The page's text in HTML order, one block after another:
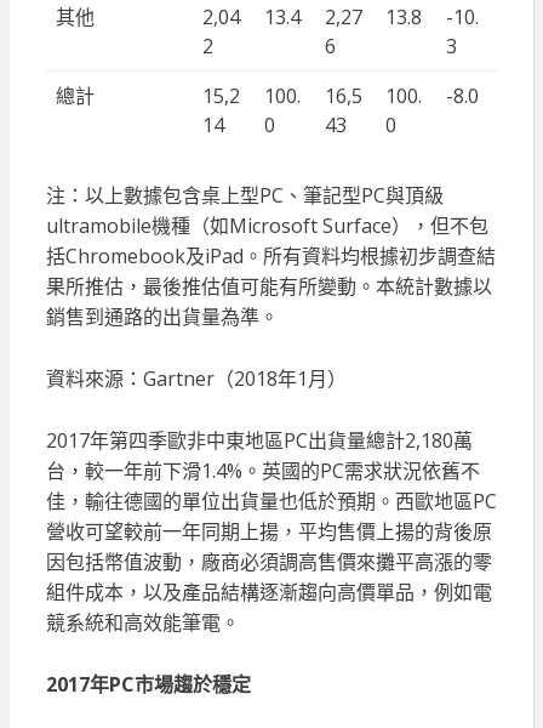
其他
2,04
2
13.4
2,27
6
13.8
-10.
3
總計
15,2
14
100.
0
16,5
43
100.
0
-8.0
注：以上數據包含桌上型PC、筆記型PC與頂級
ultramobile機種（如Microsoft Surface），但不包
括Chromebook及iPad。所有資料均根據初步調查結
果所推估，最後推估值可能有所變動。本統計數據以
銷售到通路的出貨量為準。
資料來源：Gartner（2018年1月）
2017年第四季歐非中東地區PC出貨量總計2,180萬
台，較一年前下滑1.4%。英國的PC需求狀況依舊不
佳，輸往德國的單位出貨量也低於預期。西歐地區PC
營收可望較前一年同期上揚，平均售價上揚的背後原
因包括幣值波動，廠商必須調高售價來攤平高漲的零
組件成本，以及產品結構逐漸趨向高價單品，例如電
競系統和高效能筆電。
2017年PC市場趨於穩定